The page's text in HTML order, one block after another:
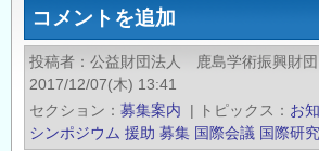
コメントを追加
投稿者 公益財団法人 鹿島学術振興財団
2017/12/07(木) 13:41
セクション
募集案内 | トピックス お
シンポジウム 援助 募集 国際会議 国際研